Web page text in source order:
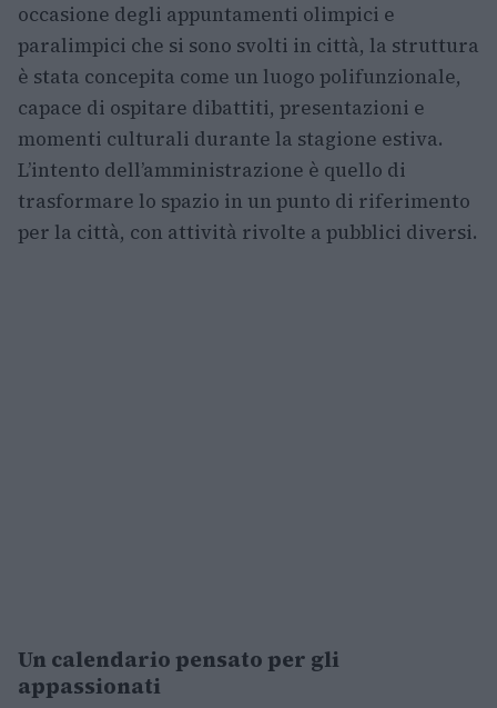
occasione degli appuntamenti olimpici e
paralimpici che si sono svolti in città, la struttura
è stata concepita come un luogo polifunzionale,
capace di ospitare dibattiti, presentazioni e
momenti culturali durante la stagione estiva.
L’intento dell’amministrazione è quello di
trasformare lo spazio in un punto di riferimento
per la città, con attività rivolte a pubblici diversi.
Un calendario pensato per gli
appassionati